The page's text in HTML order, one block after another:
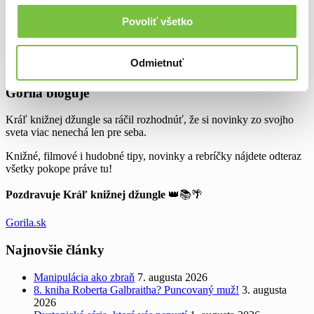
Povoliť všetko
Odmietnuť
Knižné úlety
Recenzie kníh
Widgets
Gorila bloguje
Kráľ knižnej džungle sa ráčil rozhodnúť, že si novinky zo svojho
sveta viac nenechá len pre seba.
Knižné, filmové i hudobné tipy, novinky a rebríčky nájdete odteraz
všetky pokope práve tu!
Pozdravuje Kráľ knižnej džungle 👑📚🌴
Gorila.sk
Najnovšie články
Manipulácia ako zbraň 7. augusta 2026
8. kniha Roberta Galbraitha? Puncovaný muž! 3. augusta
2026